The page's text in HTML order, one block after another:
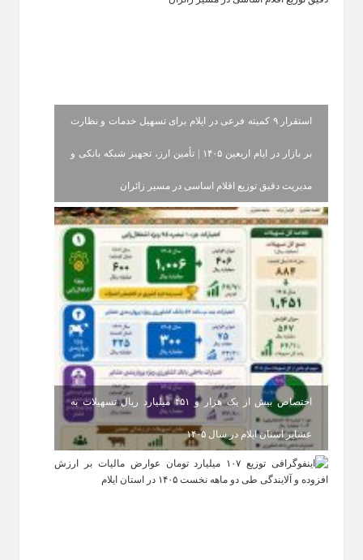
استقرار ۹ کمیته فرعی در ایلام برای تسهیل خدمات و نظارت
بر بازار در ایام اربعین ۱۴۰۵ | تأمین ارز، تجهیز شبکه بانکی و
مدیریت دقیق توزیع اقلام اساسی در مسیر زائران
اختصاص بیش از یک هزار و ۴۵۱ میلیارد ریال تسهیلات به
عشایر استان ایلام در سال ۱۴۰۵